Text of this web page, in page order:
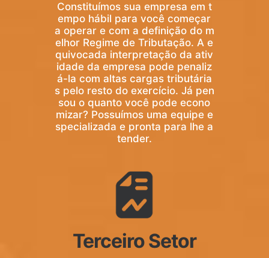
Constituímos sua empresa em t
empo hábil para você começar
a operar e com a definição do m
elhor Regime de Tributação. A e
quivocada interpretação da ativ
idade da empresa pode penaliz
á-la com altas cargas tributária
s pelo resto do exercício. Já pen
sou o quanto você pode econo
mizar? Possuímos uma equipe e
specializada e pronta para lhe a
tender.
Terceiro Setor